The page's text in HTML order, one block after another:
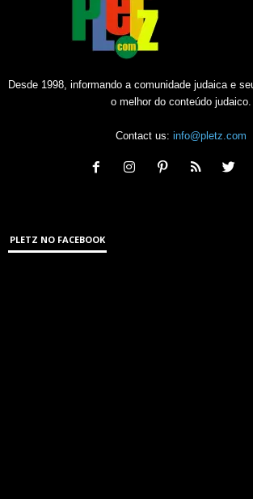
Desde 1998, informando a comunidade judaica e
o melhor do conteúdo judaico.
Contact us: info@pletz.com
PLETZ NO FACEBOOK